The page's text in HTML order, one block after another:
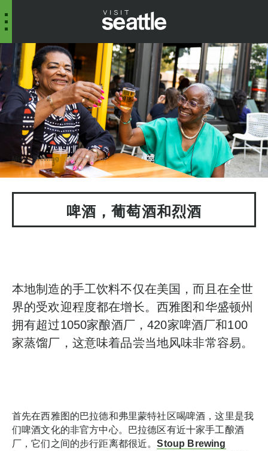
Metier Brewing William Munoz
啤酒，葡萄酒和烈酒
本地制造的手工饮料不仅在美国，而且在全世
界的受欢迎程度都在增长。西雅图和华盛顿州
拥有超过1050家酿酒厂，420家啤酒厂和100
家蒸馏厂，这意味着品尝当地风味非常容易。
首先在西雅图的巴拉德和弗里蒙特社区喝啤酒，这里是我
们啤酒文化的非官方中心。巴拉德区有近十家手工酿酒
厂，它们之间的步行距离都很近。Stoup Brewing